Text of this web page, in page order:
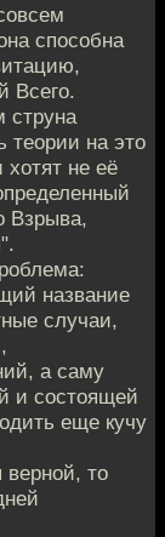
способна
Всего.
струна
теории на это
не её
Взрыва,
название
случаи,
а саму
и состоящей
еще кучу
верной, то